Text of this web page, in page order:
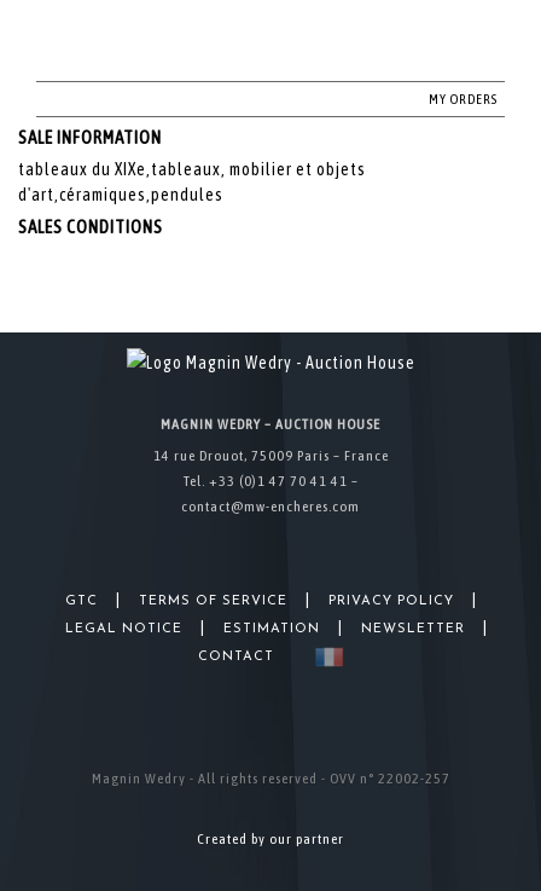
MY ORDERS
SALE INFORMATION
tableaux du XIXe,tableaux, mobilier et objets
d'art,céramiques,pendules
SALES CONDITIONS
MAGNIN WEDRY – AUCTION HOUSE
14 rue Drouot, 75009 Paris – France
Tel. +33 (0)1 47 70 41 41 –
contact@mw-encheres.com
GTC TERMS OF SERVICE PRIVACY POLICY
LEGAL NOTICE ESTIMATION NEWSLETTER
CONTACT
Magnin Wedry - All rights reserved - OVV n° 22002-257
Created by our partner